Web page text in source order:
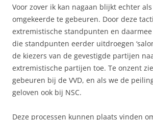
Voor zover ik kan nagaan blijkt echter
omgekeerde te gebeuren. Door deze
extremistische standpunten en
die standpunten eerder uitdroegen
de kiezers van de gevestigde partijen
extremistische partijen toe. Te onzent
gebeuren bij de VVD, en als we de
geloven ook bij NSC.
Deze processen kunnen plaats vinden